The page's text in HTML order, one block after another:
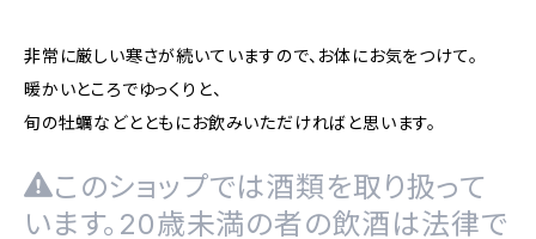
非常に厳しい寒さが続いていますので、お体にお気をつけて。
暖かいところでゆっくりと、
旬の牡蠣などとともにお飲みいただければと思います。
このショップでは酒類を取り扱って
います。20歳未満の者の飲酒は法律で